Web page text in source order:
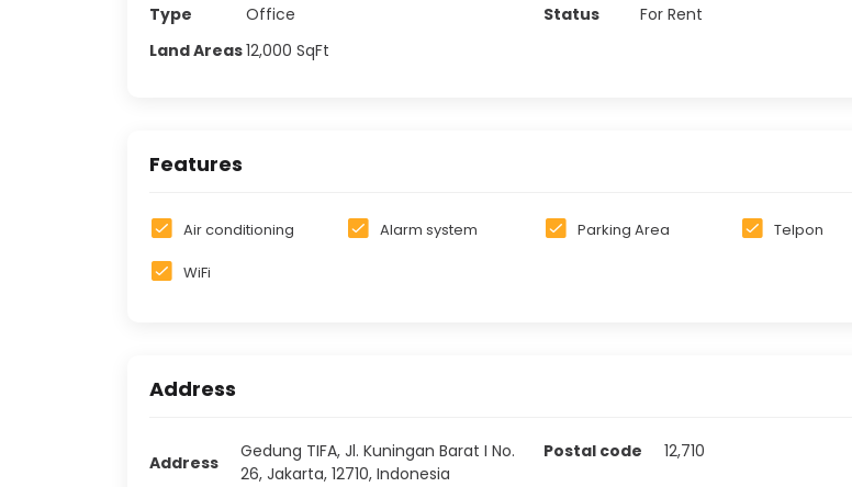
Type
Office Status
For Rent
Land Areas12,000SqFt
Features
Air conditioning Alarm system Parking Area Telpon
WiFi
Address
Address
Gedung TIFA, Jl. Kuningan Barat I No.
26, Jakarta, 12710, Indonesia
Postal code 12,710